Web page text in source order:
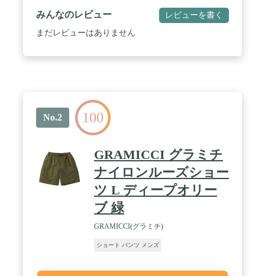
みんなのレビュー レビューを書く
まだレビューはありません
No.2 100
GRAMICCI グラミチ
ナイロンルーズショー
ツ L ディープオリー
ブ 緑
GRAMICCI(グラミチ)
ショート パンツ メンズ